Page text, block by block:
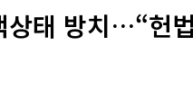
상태 방치…“헌